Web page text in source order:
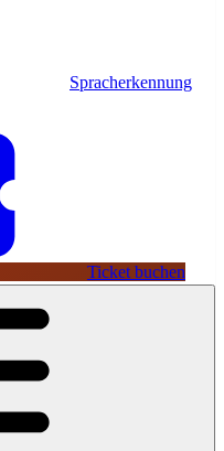
Spracherkennung
Ticket buchen